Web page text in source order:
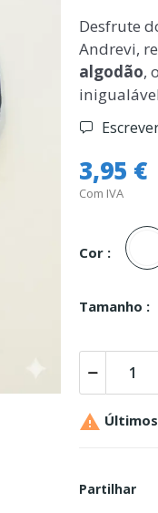
Desfrute
Andrevi,
algodão,
3,95 €
Com IVA
Cor :
Tamanho :

Partilhar